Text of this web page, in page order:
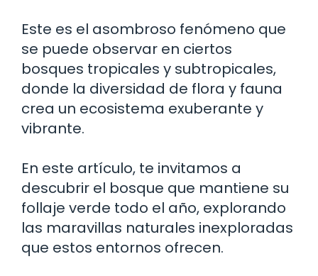
Este es el asombroso fenómeno que
se puede observar en ciertos
bosques tropicales y subtropicales,
donde la diversidad de flora y fauna
crea un ecosistema exuberante y
vibrante.
En este artículo, te invitamos a
descubrir el bosque que mantiene su
follaje verde todo el año, explorando
las maravillas naturales inexploradas
que estos entornos ofrecen.